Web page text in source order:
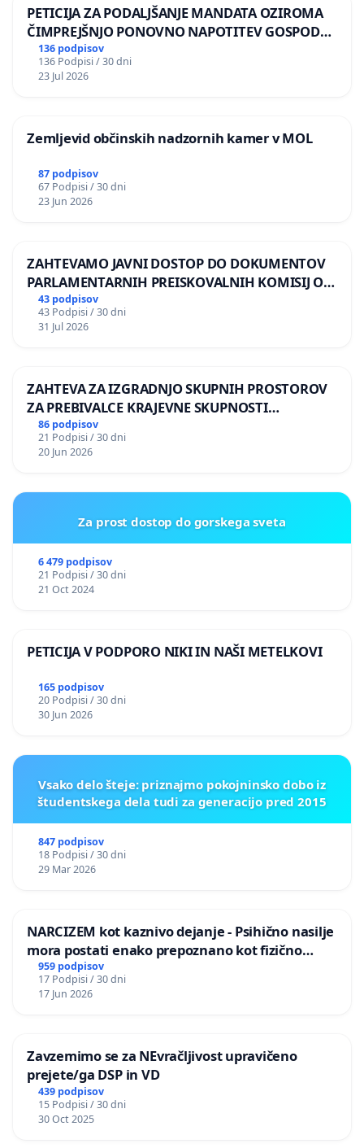
PETICIJA ZA PODALJŠANJE MANDATA OZIROMA
ČIMPREJŠNJO PONOVNO NAPOTITEV GOSPODA
BERNARDA ŠRAJNERJA NA VELEPOSLANIŠTVO
REPUBLIKE SLOVENIJE V MOSKVI
136 podpisov
136 Podpisi / 30 dni
23 Jul 2026
Zemljevid občinskih nadzornih kamer v MOL
87 podpisov
67 Podpisi / 30 dni
23 Jun 2026
ZAHTEVAMO JAVNI DOSTOP DO DOKUMENTOV
PARLAMENTARNIH PREISKOVALNIH KOMISIJ O
ILEGALNI TRGOVINI Z OROŽJEM
43 podpisov
43 Podpisi / 30 dni
31 Jul 2026
ZAHTEVA ZA IZGRADNJO SKUPNIH PROSTOROV
ZA PREBIVALCE KRAJEVNE SKUPNOSTI
PRESTRANEK
86 podpisov
21 Podpisi / 30 dni
20 Jun 2026
Za prost dostop do gorskega sveta
6 479 podpisov
21 Podpisi / 30 dni
21 Oct 2024
PETICIJA V PODPORO NIKI IN NAŠI METELKOVI
165 podpisov
20 Podpisi / 30 dni
30 Jun 2026
Vsako delo šteje: priznajmo pokojninsko dobo iz
študentskega dela tudi za generacijo pred 2015
847 podpisov
18 Podpisi / 30 dni
29 Mar 2026
NARCIZEM kot kaznivo dejanje - Psihično nasilje
mora postati enako prepoznano kot fizično
nasilje
959 podpisov
17 Podpisi / 30 dni
17 Jun 2026
Zavzemimo se za NEvračljivost upravičeno
prejete/ga DSP in VD
439 podpisov
15 Podpisi / 30 dni
30 Oct 2025